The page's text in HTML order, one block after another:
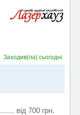
Заходив(ла)сьогодні
від 700 грн.